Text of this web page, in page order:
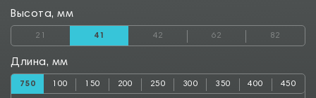
Высота, мм
21 41 42 62 82
Длина, мм
750 100 150 200 250 300 350 400 450